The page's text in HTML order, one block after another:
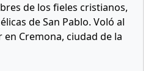
de los fieles cristianos,
de San Pablo. Voló al
Cremona, ciudad de la